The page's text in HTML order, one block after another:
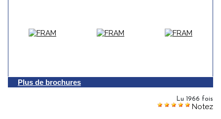
Plus de brochures
Lu 1966 fois
Notez